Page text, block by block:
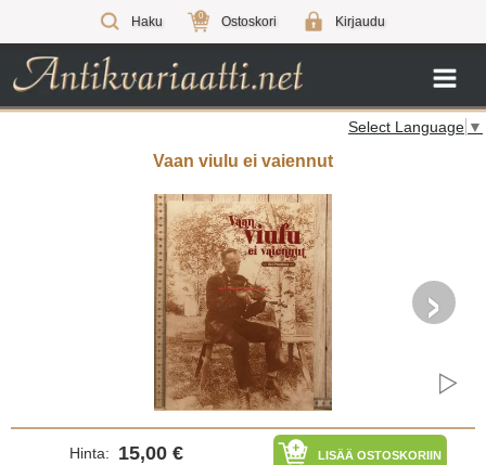
Haku 0 Ostoskori Kirjaudu
Select Language ▼
Vaan viulu ei vaiennut
›
Hinta: 15,00 € LISÄÄ OSTOSKORIIN